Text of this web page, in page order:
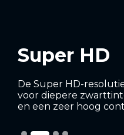
Super HD
De Super HD-
voor diepere
en een zeer hoog